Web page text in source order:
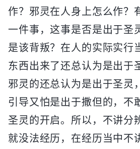
作？邪灵在人身上怎么作？
一件事，这事是否是出于圣
是该背叛？在人的实际实行
东西出来了还总认为是出于
邪灵的还总认为是出于圣灵
引导又怕是出于撒但的，不
圣灵的开启。所以，不讲分
就没法经历，在经历当中不